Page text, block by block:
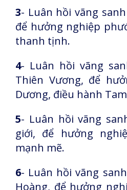
3- Luân hồi vãng
để hưởng nghiệp
thanh tịnh.
4- Luân hồi vãng
Thiên Vương, để
Dương, điều hành
5- Luân hồi vãng
giới, để hưởng
mạnh mẽ.
6- Luân hồi vãng
Hoàng, để hưởng